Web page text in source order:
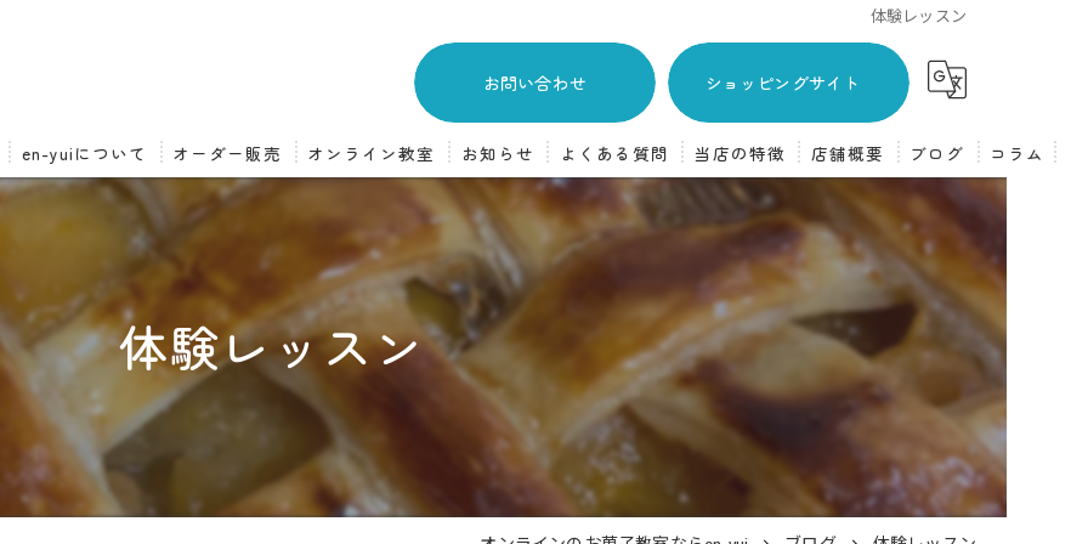
体験レッスン
お問い合わせ ショッピングサイト
en-yuiについて オーダー販売
オーダーの流れ
オンライン教室
オンライン教室について
オンライン教室の流れ
お知らせ よくある質問 当店の特徴
主婦
焼き菓子
フランス菓子
ケーキ
体験
店舗概要 ブログ コラム
体験レッスン